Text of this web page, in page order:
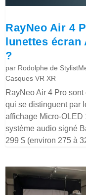
RayNeo Air 4
lunettes
?
par Rodolphe de
Casques VR XR
RayNeo Air 4 Pro
qui se distinguent par
affichage Micro-OLED
système audio signé
299 $ (environ 275 à